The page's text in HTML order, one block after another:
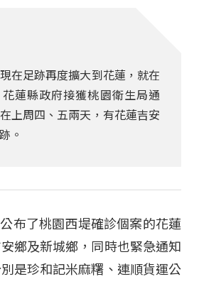
在足跡再度擴大到花蓮，就在
蓮縣政府接獲桃園衛生局通
上周四、五兩天，有花蓮吉安
。
布了桃園西堤確診個案的花蓮
鄉及新城鄉，同時也緊急通知
是珍和記米麻糬、連順貨運公